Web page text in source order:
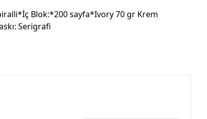
Blok:*200 sayfa*Ivory 70 gr Krem
Serigrafi